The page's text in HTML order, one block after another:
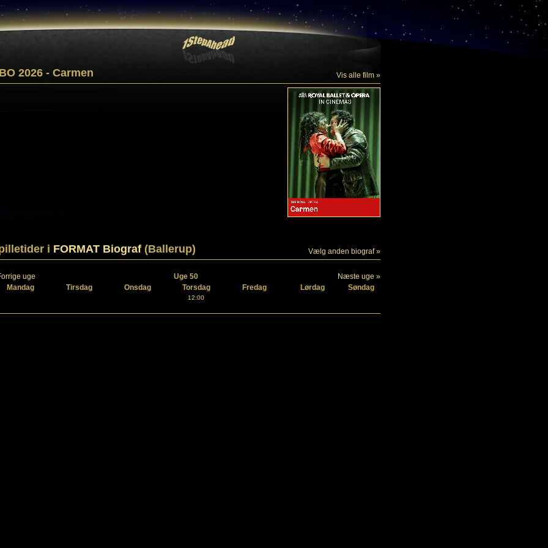
2026 - Carmen Vis alle film »
i FORMAT Biograf (Ballerup) Vælg anden biograf »
uge Uge 50
Næste uge »
Mandag
Tirsdag Onsdag Torsdag Fredag Lørdag Søndag
12:00